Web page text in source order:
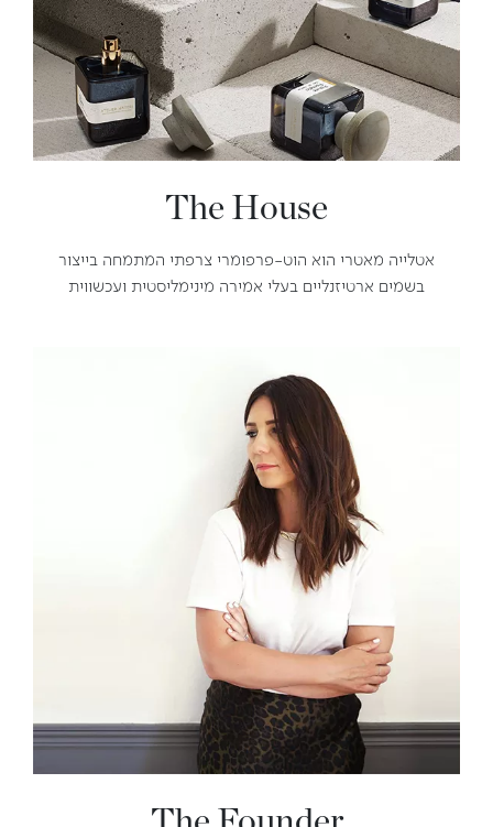
The House
אטלייה מאטרי הוא הוט-פרפומרי צרפתי המתמחה בייצור
בשמים ארטיזנליים בעלי אמירה מינימליסטית ועכשווית